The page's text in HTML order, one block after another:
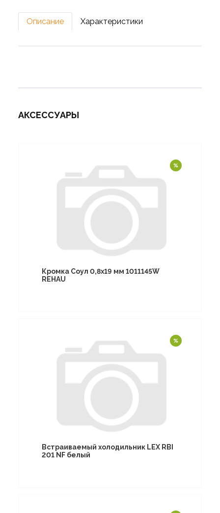
Описание Характеристики
АКСЕССУАРЫ
Кромка Соул 0,8х19 мм 1011145W
REHAU
Встраиваемый холодильник LEX RBI
201 NF белый